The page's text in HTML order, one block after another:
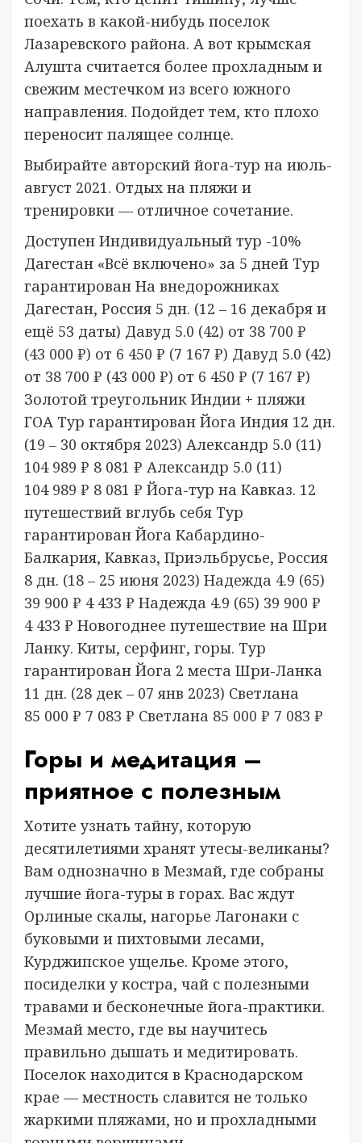
поехать в какой-нибудь поселок
Лазаревского района. А вот крымская
Алушта считается более прохладным и
свежим местечком из всего южного
направления. Подойдет тем, кто плохо
переносит палящее солнце.
Выбирайте авторский йога-тур на июль-
август 2021. Отдых на пляжи и
тренировки — отличное сочетание.
Доступен Индивидуальный тур -10%
Дагестан «Всё включено» за 5 дней Тур
гарантирован На внедорожниках
Дагестан, Россия 5 дн. (12 – 16 декабря и
ещё 53 даты) Давуд 5.0 (42) от 38 700 ₽
(43 000 ₽) от 6 450 ₽ (7 167 ₽) Давуд 5.0 (42)
от 38 700 ₽ (43 000 ₽) от 6 450 ₽ (7 167 ₽)
Золотой треугольник Индии + пляжи
ГОА Тур гарантирован Йога Индия 12 дн.
(19 – 30 октября 2023) Александр 5.0 (11)
104 989 ₽ 8 081 ₽ Александр 5.0 (11)
104 989 ₽ 8 081 ₽ Йога-тур на Кавказ. 12
путешествий вглубь себя Тур
гарантирован Йога Кабардино-
Балкария, Кавказ, Приэльбрусье, Россия
8 дн. (18 – 25 июня 2023) Надежда 4.9 (65)
39 900 ₽ 4 433 ₽ Надежда 4.9 (65) 39 900 ₽
4 433 ₽ Новогоднее путешествие на Шри
Ланку. Киты, серфинг, горы. Тур
гарантирован Йога 2 места Шри-Ланка
11 дн. (28 дек – 07 янв 2023) Светлана
85 000 ₽ 7 083 ₽ Светлана 85 000 ₽ 7 083 ₽
Горы и медитация –
приятное с полезным
Хотите узнать тайну, которую
десятилетиями хранят утесы-великаны?
Вам однозначно в Мезмай, где собраны
лучшие йога-туры в горах. Вас ждут
Орлиные скалы, нагорье Лагонаки с
буковыми и пихтовыми лесами,
Курджипское ущелье. Кроме этого,
посиделки у костра, чай с полезными
травами и бесконечные йога-практики.
Мезмай место, где вы научитесь
правильно дышать и медитировать.
Поселок находится в Краснодарском
крае — местность славится не только
жаркими пляжами, но и прохладными